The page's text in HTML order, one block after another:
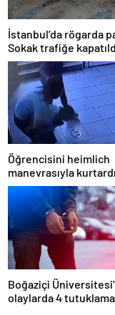
İstanbul’da rögarda
Sokak trafiğe
Öğrencisini heimlich
manevrasıyla kurtardı
Boğaziçi
olaylarda 4 tutuklama